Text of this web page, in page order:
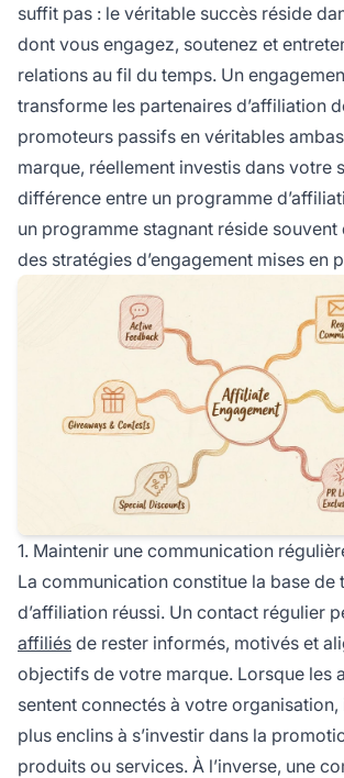
suffit pas : le véritable succès réside
dont vous engagez, soutenez et
relations au fil du temps. Un
transforme les partenaires d’affiliation
promoteurs passifs en véritables
marque, réellement investis dans votre
différence entre un programme
un programme stagnant réside souvent
des stratégies d’engagement mises en
1. Maintenir une communication
La communication constitue la base de
d’affiliation réussi. Un contact régulier
affiliés de rester informés, motivés et
objectifs de votre marque. Lorsque les
sentent connectés à votre organisation,
plus enclins à s’investir dans la
produits ou services. À l’inverse, une